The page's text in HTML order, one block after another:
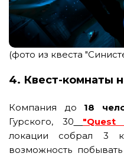
(фото из квеста
4. Квест-комнаты
Компания до 18
Гурского, 30
"Quest
локации собрал 3
возможность